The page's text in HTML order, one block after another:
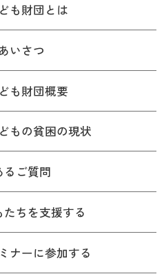
も財団とは
いさつ
も財団概要
もの貧困の現状
るご質問
ちを支援する
ナーに参加する